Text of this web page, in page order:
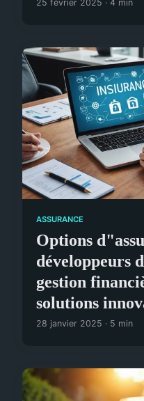
25 février 2025 · 4 min
ASSURANCE
Options
développeurs
gestion
solutions
28 janvier 2025 · 5 min